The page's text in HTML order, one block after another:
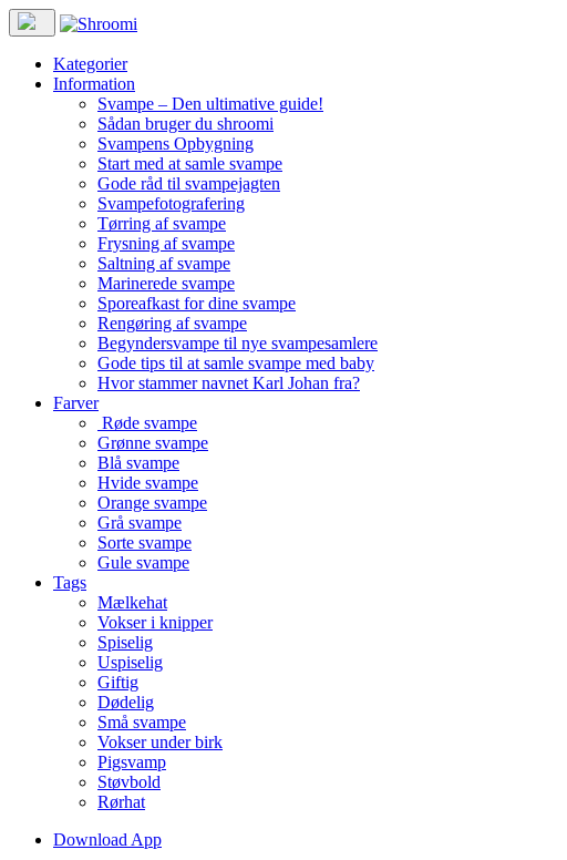
Kategorier
Information
Svampe – Den ultimative guide!
Sådan bruger du shroomi
Svampens Opbygning
Start med at samle svampe
Gode råd til svampejagten
Svampefotografering
Tørring af svampe
Frysning af svampe
Saltning af svampe
Marinerede svampe
Sporeafkast for dine svampe
Rengøring af svampe
Begyndersvampe til nye svampesamlere
Gode tips til at samle svampe med baby
Hvor stammer navnet Karl Johan fra?
Farver
Røde svampe
Grønne svampe
Blå svampe
Hvide svampe
Orange svampe
Grå svampe
Sorte svampe
Gule svampe
Tags
Mælkehat
Vokser i knipper
Spiselig
Uspiselig
Giftig
Dødelig
Små svampe
Vokser under birk
Pigsvamp
Støvbold
Rørhat
Download App